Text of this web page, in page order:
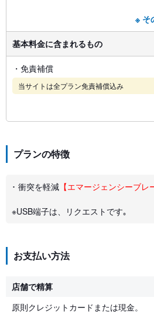
※ そ
基本料金に含まれるもの
・免責補償
当サイトは全プラン免責補償込み
プランの特徴
･ 衝突を軽減 【エマージェンシーブレ
※USB端子は、リクエストです｡
お支払い方法
店舗で精算
原則クレジットカードまたは現金。